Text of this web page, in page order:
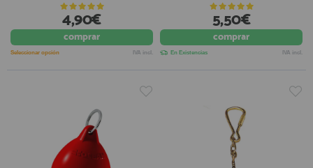
4,90€
comprar
Seleccionar opción IVA incl.
5,50€
comprar
En Existencias IVA incl.